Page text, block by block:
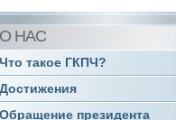
О НАС
Что такое ГКПЧ?
Достижения
Обращение президента